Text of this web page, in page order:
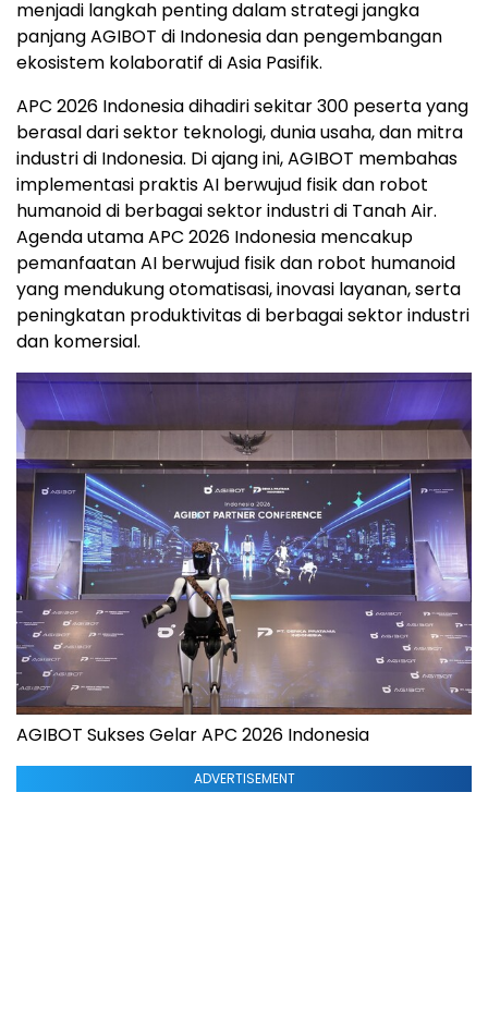
menjadi langkah penting dalam strategi jangka
panjang AGIBOT di Indonesia dan pengembangan
ekosistem kolaboratif di Asia Pasifik.
APC 2026 Indonesia dihadiri sekitar 300 peserta yang
berasal dari sektor teknologi, dunia usaha, dan mitra
industri di Indonesia. Di ajang ini, AGIBOT membahas
implementasi praktis AI berwujud fisik dan robot
humanoid di berbagai sektor industri di Tanah Air.
Agenda utama APC 2026 Indonesia mencakup
pemanfaatan AI berwujud fisik dan robot humanoid
yang mendukung otomatisasi, inovasi layanan, serta
peningkatan produktivitas di berbagai sektor industri
dan komersial.
AGIBOT Sukses Gelar APC 2026 Indonesia
ADVERTISEMENT